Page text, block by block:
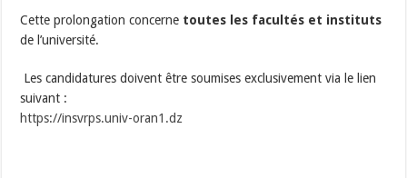
Cette prolongation concerne toutes les facultés et instituts
de l’université.
Les candidatures doivent être soumises exclusivement via le lien
suivant :
https://insvrps.univ-oran1.dz